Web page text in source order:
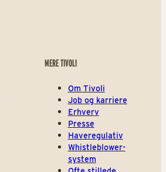
MERE TIVOLI
Om Tivoli
Job og karriere
Erhverv
Presse
Haveregulativ
Whistleblower-
system